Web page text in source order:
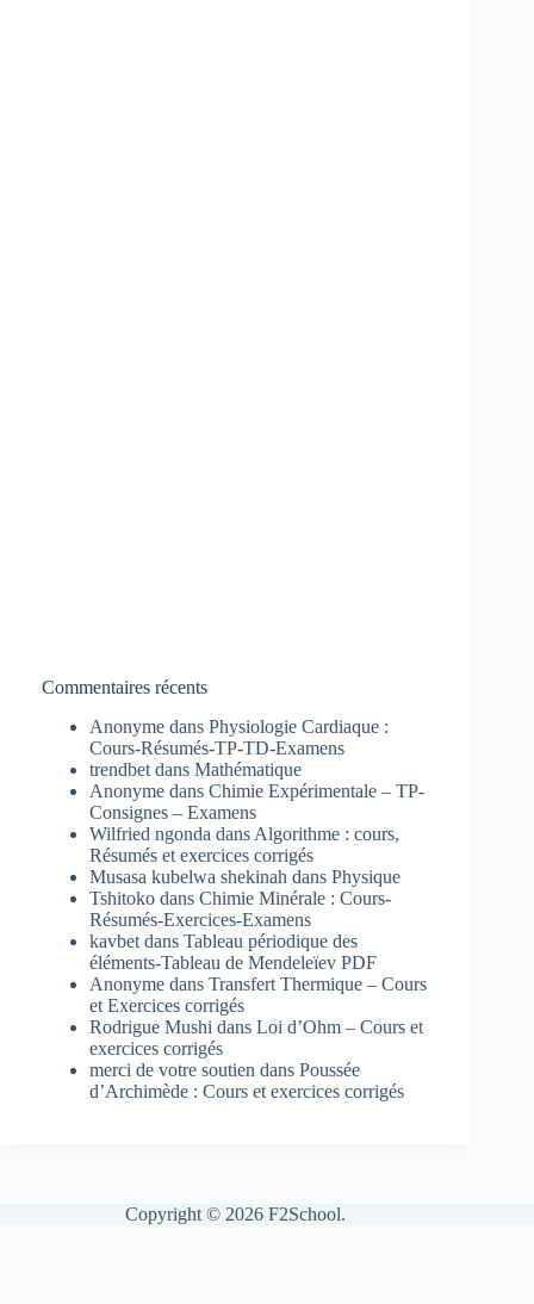
Commentaires récents
Anonyme dans Physiologie Cardiaque :
Cours-Résumés-TP-TD-Examens
trendbet dans Mathématique
Anonyme dans Chimie Expérimentale – TP-
Consignes – Examens
Wilfried ngonda dans Algorithme : cours,
Résumés et exercices corrigés
Musasa kubelwa shekinah dans Physique
Tshitoko dans Chimie Minérale : Cours-
Résumés-Exercices-Examens
kavbet dans Tableau périodique des
éléments-Tableau de Mendeleïev PDF
Anonyme dans Transfert Thermique – Cours
et Exercices corrigés
Rodrigue Mushi dans Loi d’Ohm – Cours et
exercices corrigés
merci de votre soutien dans Poussée
d’Archimède : Cours et exercices corrigés
Copyright © 2026 F2School.